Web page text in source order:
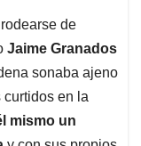
de
Jaime Granados
sonaba ajeno
en la
mismo un